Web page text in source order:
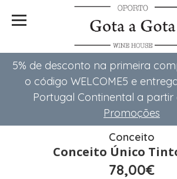
5% de desconto na primeira
o código WELCOME5 e
Portugal Continental a partir
Promoções
Conceito
Conceito Único
78,00€